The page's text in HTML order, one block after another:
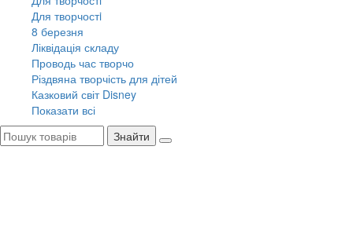
Для творчостi
8 березня
Ліквідація складу
Проводь час творчо
Різдвяна творчість для дітей
Казковий світ Disney
Показати всі
Знайти